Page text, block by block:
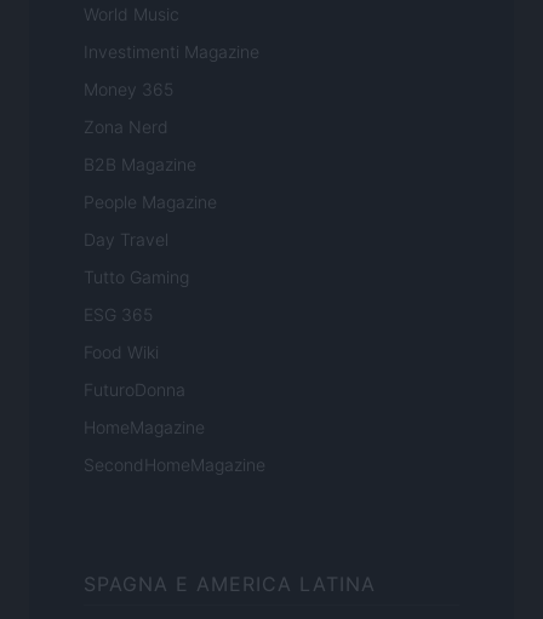
World Music
Investimenti Magazine
Money 365
Zona Nerd
B2B Magazine
People Magazine
Day Travel
Tutto Gaming
ESG 365
Food Wiki
FuturoDonna
HomeMagazine
SecondHomeMagazine
SPAGNA E AMERICA LATINA